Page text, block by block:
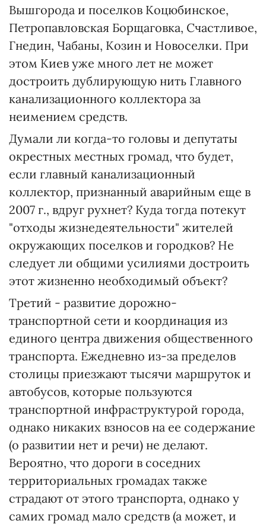
Вышгорода и поселков Коцюбинское,
Петропавловская Борщаговка, Счастливое,
Гнедин, Чабаны, Козин и Новоселки. При
этом Киев уже много лет не может
достроить дублирующую нить Главного
канализационного коллектора за
неимением средств.
Думали ли когда-то головы и депутаты
окрестных местных громад, что будет,
если главный канализационный
коллектор, признанный аварийным еще в
2007 г., вдруг рухнет? Куда тогда потекут
"отходы жизнедеятельности" жителей
окружающих поселков и городков? Не
следует ли общими усилиями достроить
этот жизненно необходимый объект?
Третий - развитие дорожно-
транспортной сети и координация из
единого центра движения общественного
транспорта. Ежедневно из-за пределов
столицы приезжают тысячи маршруток и
автобусов, которые пользуются
транспортной инфраструктурой города,
однако никаких взносов на ее содержание
(о развитии нет и речи) не делают.
Вероятно, что дороги в соседних
территориальных громадах также
страдают от этого транспорта, однако у
самих громад мало средств (а может, и